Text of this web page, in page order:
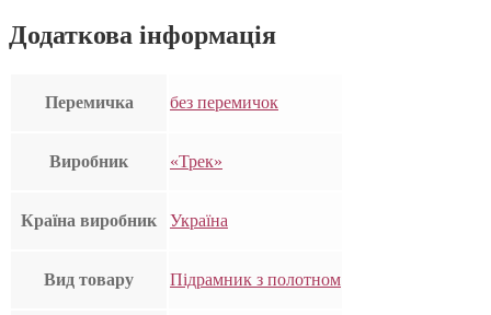
Додаткова інформація
Перемичка без перемичок
Виробник «Трек»
Країна виробник Україна
Вид товару Підрамник з полотном